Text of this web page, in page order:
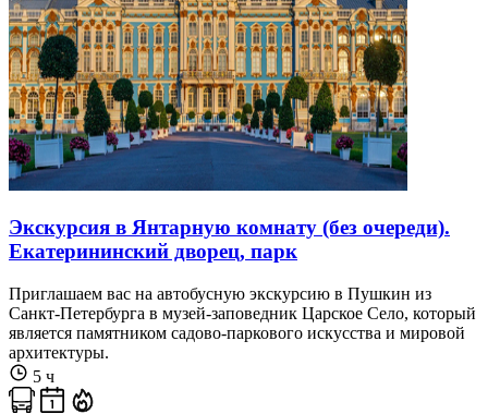
Экскурсия в Янтарную комнату (без очереди).
Екатерининский дворец, парк
Приглашаем вас на автобусную экскурсию в Пушкин из
Санкт-Петербурга в музей-заповедник Царское Село, который
является памятником садово-паркового искусства и мировой
архитектуры.
5 ч